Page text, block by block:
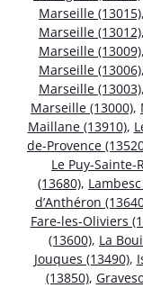
Marseille (13015),
Marseille (13012),
Marseille (13009),
Marseille (13006),
Marseille (13003),
Marseille (13000),
Maillane (13910),
de-Provence
Le Puy-Sainte-
(13680),
d’Anthéron
Fare-les-Oliviers
(13600), La
Jouques (13490),
(13850),